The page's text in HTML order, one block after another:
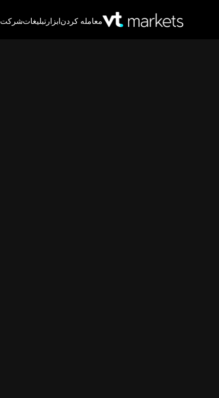
معامله کردنابزار تبلیغاتشرکت